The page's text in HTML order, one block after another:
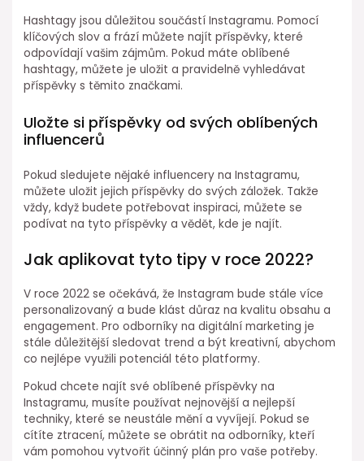
Hashtagy jsou důležitou součástí Instagramu. Pomocí
klíčových slov a frází můžete najít příspěvky, které
odpovídají vašim zájmům. Pokud máte oblíbené
hashtagy, můžete je uložit a pravidelně vyhledávat
příspěvky s těmito značkami.
Uložte si příspěvky od svých oblíbených
influencerů
Pokud sledujete nějaké influencery na Instagramu,
můžete uložit jejich příspěvky do svých záložek. Takže
vždy, když budete potřebovat inspiraci, můžete se
podívat na tyto příspěvky a vědět, kde je najít.
Jak aplikovat tyto tipy v roce 2022?
V roce 2022 se očekává, že Instagram bude stále více
personalizovaný a bude klást důraz na kvalitu obsahu a
engagement. Pro odborníky na digitální marketing je
stále důležitější sledovat trend a být kreativní, abychom
co nejlépe využili potenciál této platformy.
Pokud chcete najít své oblíbené příspěvky na
Instagramu, musíte používat nejnovější a nejlepší
techniky, které se neustále mění a vyvíjejí. Pokud se
cítíte ztracení, můžete se obrátit na odborníky, kteří
vám pomohou vytvořit účinný plán pro vaše potřeby.